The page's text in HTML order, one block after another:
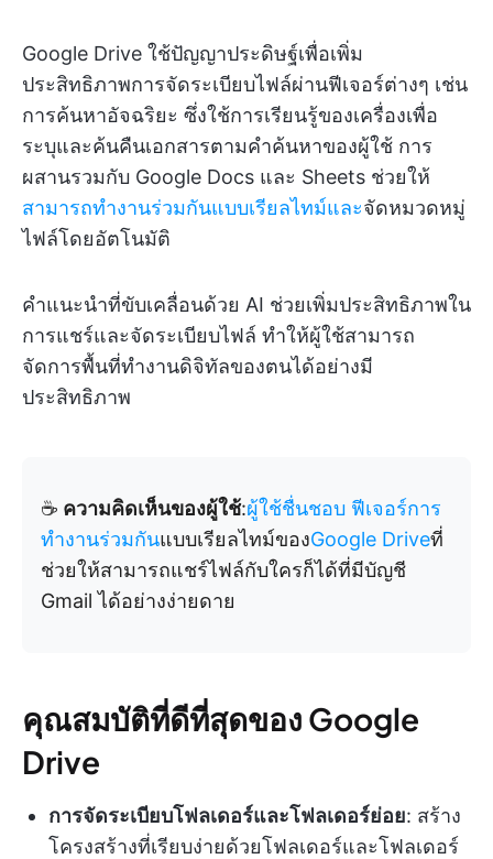
Google Drive ใช้ปัญญาประดิษฐ์เพื่อเพิ่ม
ประสิทธิภาพการจัดระเบียบไฟล์ผ่านฟีเจอร์ต่างๆ เช่น
การค้นหาอัจฉริยะ ซึ่งใช้การเรียนรู้ของเครื่องเพื่อ
ระบุและค้นคืนเอกสารตามคำค้นหาของผู้ใช้ การ
ผสานรวมกับ Google Docs และ Sheets ช่วยให้
สามารถทำงานร่วมกันแบบเรียลไทม์และจัดหมวดหมู่
ไฟล์โดยอัตโนมัติ
คำแนะนำที่ขับเคลื่อนด้วย AI ช่วยเพิ่มประสิทธิภาพใน
การแชร์และจัดระเบียบไฟล์ ทำให้ผู้ใช้สามารถ
จัดการพื้นที่ทำงานดิจิทัลของตนได้อย่างมี
ประสิทธิภาพ
☕ ความคิดเห็นของผู้ใช้:ผู้ใช้ชื่นชอบ ฟีเจอร์การ
ทำงานร่วมกันแบบเรียลไทม์ของGoogle Driveที่
ช่วยให้สามารถแชร์ไฟล์กับใครก็ได้ที่มีบัญชี
Gmail ได้อย่างง่ายดาย
คุณสมบัติที่ดีที่สุดของ Google
Drive
การจัดระเบียบโฟลเดอร์และโฟลเดอร์ย่อย: สร้าง
โครงสร้างที่เรียบง่ายด้วยโฟลเดอร์และโฟลเดอร์